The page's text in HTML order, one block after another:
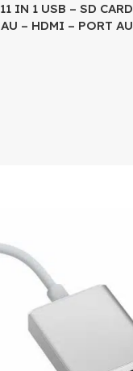
IN 1 USB – SD
– HDMI – PORT